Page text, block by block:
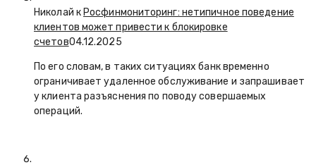
Николай к Росфинмониторинг: нетипичное поведение
клиентов может привести к блокировке
счетов04.12.2025
По его словам, в таких ситуациях банк временно
ограничивает удаленное обслуживание и запрашивает
у клиента разъяснения по поводу совершаемых
операций.